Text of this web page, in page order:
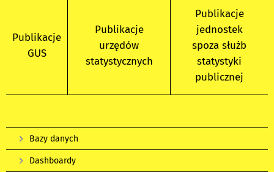
Publikacje
GUS
Publikacje
urzędów
statystycznych
Publikacje
jednostek
spoza służb
statystyki
publicznej
Bazy danych
Dashboardy